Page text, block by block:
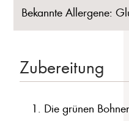
Bekannte Allergene:
Zubereitung
Die grünen